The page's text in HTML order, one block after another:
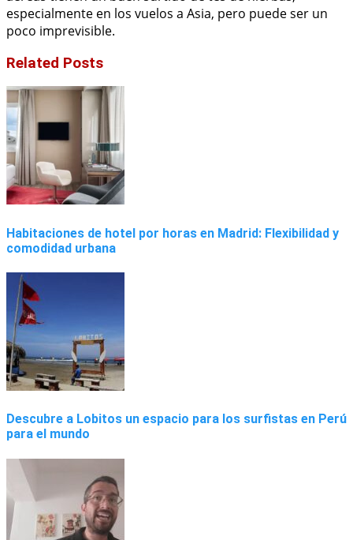
especialmente en los vuelos a Asia, pero puede ser un
poco imprevisible.
Related Posts
Habitaciones de hotel por horas en Madrid: Flexibilidad y
comodidad urbana
Descubre a Lobitos un espacio para los surfistas en Perú
para el mundo